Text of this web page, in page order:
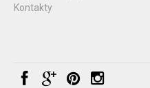
Kontakty